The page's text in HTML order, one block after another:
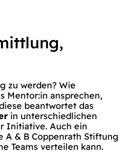
zu werden? Wie
Mentor:in ansprechen,
beantwortet das
in unterschiedlichen
Initiative. Auch ein
A & B Coppenrath Stiftung
Teams verteilen kann.